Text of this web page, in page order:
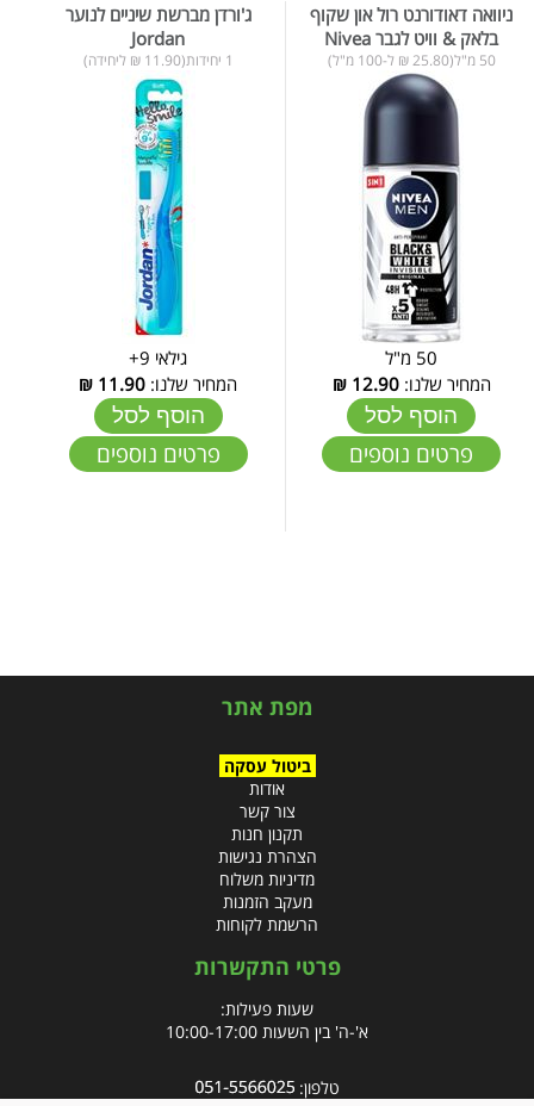
ניוואה דאודורנט רול און שקוף
בלאק & וויט לגבר Nivea
50 מ"ל(25.80 ₪ ל-100 מ"ל)
50 מ"ל
המחיר שלנו:12.90
₪
הוסף לסל
פרטים נוספים
ג'ורדן מברשת שיניים לנוער
Jordan
1 יחידות(11.90 ₪ ליחידה)
גילאי 9+
המחיר שלנו: 11.90
₪
הוסף לסל
פרטים נוספים
מפת אתר
ביטול עסקה
אודות
צור קשר
תקנון חנות
הצהרת נגישות
מדיניות משלוח
מעקב הזמנות
הרשמת לקוחות
פרטי התקשרות
שעות פעילות:
א'-ה' בין השעות 10:00-17:00
טלפון: